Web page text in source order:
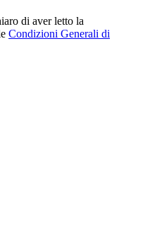
di aver letto la
Condizioni Generali di